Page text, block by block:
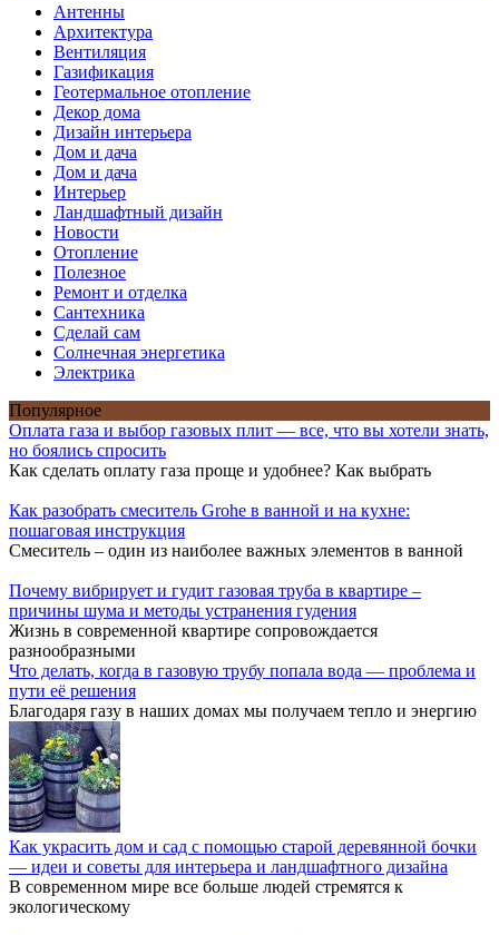
Антенны
Архитектура
Вентиляция
Газификация
Геотермальное отопление
Декор дома
Дизайн интерьера
Дом и дача
Дом и дача
Интерьер
Ландшафтный дизайн
Новости
Отопление
Полезное
Ремонт и отделка
Сантехника
Сделай сам
Солнечная энергетика
Электрика
Популярное
Оплата газа и выбор газовых плит — все, что вы хотели знать,
но боялись спросить
Как сделать оплату газа проще и удобнее? Как выбрать
Как разобрать смеситель Grohe в ванной и на кухне:
пошаговая инструкция
Смеситель – один из наиболее важных элементов в ванной
Почему вибрирует и гудит газовая труба в квартире –
причины шума и методы устранения гудения
Жизнь в современной квартире сопровождается
разнообразными
Что делать, когда в газовую трубу попала вода — проблема и
пути её решения
Благодаря газу в наших домах мы получаем тепло и энергию
Как украсить дом и сад с помощью старой деревянной бочки
— идеи и советы для интерьера и ландшафтного дизайна
В современном мире все больше людей стремятся к
экологическому